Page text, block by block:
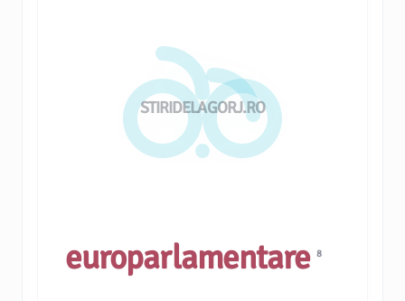
STIRIDELAGORJ.RO
europarlamentare8